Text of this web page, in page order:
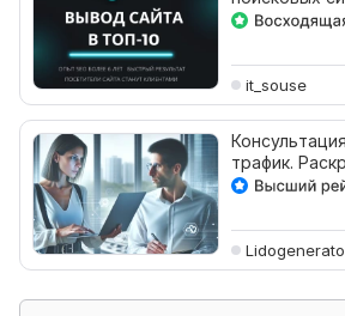
it_souse
трафик.
помощью ИИ